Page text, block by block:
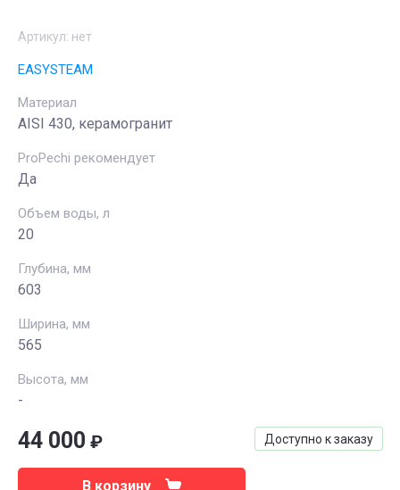
Артикул: нет
EASYSTEAM
Материал
AISI 430, керамогранит
ProPechi рекомендует
Да
Объем воды, л
20
Глубина, мм
603
Ширина, мм
565
Высота, мм
-
Доступно к заказу
44 000 ₽
В корзину